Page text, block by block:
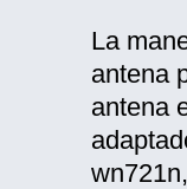
La
antena
antena